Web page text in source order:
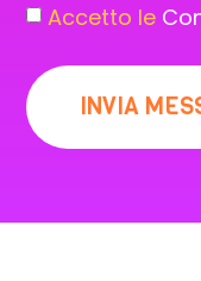
Accetto le
INVIA